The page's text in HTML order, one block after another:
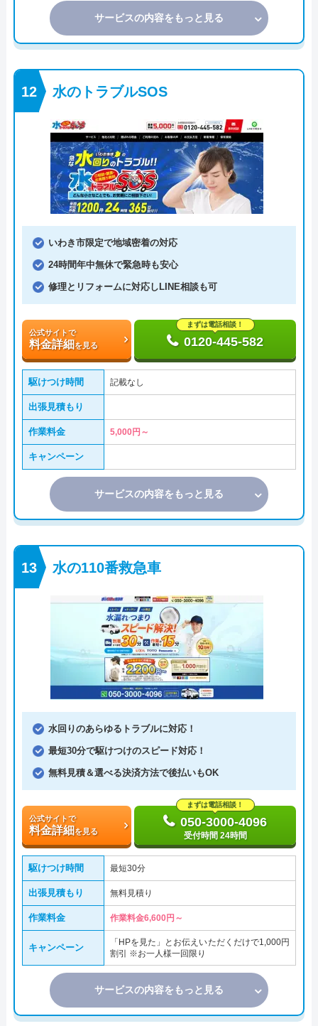
サービスの内容をもっと見る
水のトラブルSOS
いわき市限定で地域密着の対応
24時間年中無休で緊急時も安心
修理とリフォームに対応しLINE相談も可
公式サイトで
料金詳細を見る
まずは電話相談！
0120-445-582
駆けつけ時間 記載なし
出張見積もり
作業料金 5,000円～
キャンペーン
サービスの内容をもっと見る
水の110番救急車
水回りのあらゆるトラブルに対応！
最短30分で駆けつけのスピード対応！
無料見積＆選べる決済方法で後払いもOK
公式サイトで
料金詳細を見る
まずは電話相談！
050-3000-4096
受付時間 24時間
駆けつけ時間 最短30分
出張見積もり 無料見積り
作業料金 作業料金6,600円～
キャンペーン
「HPを見た」とお伝えいただくだけで1,000円
割引 ※お一人様一回限り
サービスの内容をもっと見る